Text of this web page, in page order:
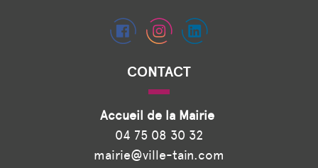
CONTACT
Accueil de la Mairie
04 75 08 30 32
mairie@ville-tain.com